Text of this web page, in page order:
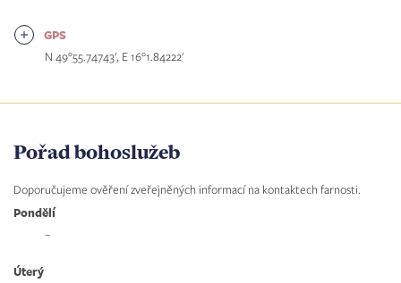
GPS
N 49°55.74743', E 16°1.84222'
Pořad bohoslužeb
Doporučujeme ověření zveřejněných informací na kontaktech farnosti.
Pondělí
–
Úterý